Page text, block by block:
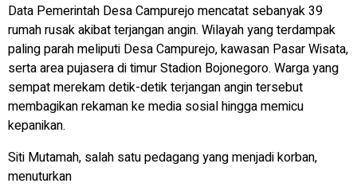
Data Pemerintah Desa Campurejo mencatat sebanyak 39
rumah rusak akibat terjangan angin. Wilayah yang terdampak
paling parah meliputi Desa Campurejo, kawasan Pasar Wisata,
serta area pujasera di timur Stadion Bojonegoro. Warga yang
sempat merekam detik-detik terjangan angin tersebut
membagikan rekaman ke media sosial hingga memicu
kepanikan.
Siti Mutamah, salah satu pedagang yang menjadi korban,
menuturkan